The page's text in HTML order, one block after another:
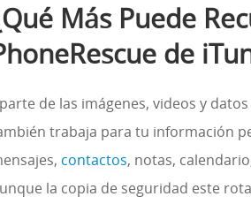
Más Puede
de
de las imágenes, videos y
trabaja para tu información
contactos, notas,
la copia de seguridad este